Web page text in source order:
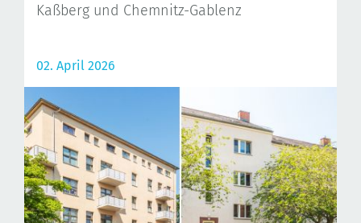
Kaßberg und Chemnitz-Gablenz
02. April 2026